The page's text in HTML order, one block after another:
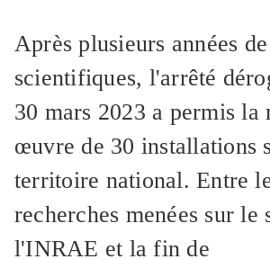
Après plusieurs années
scientifiques, l'arrêté
30 mars 2023 a permis la
œuvre de 30 installations
territoire national. Entre
recherches menées sur le
l'INRAE et la fin de